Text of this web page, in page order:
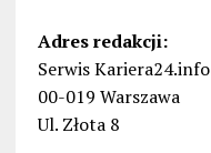
Adres redakcji:
Serwis Kariera24.info
00-019 Warszawa
Ul. Złota 8